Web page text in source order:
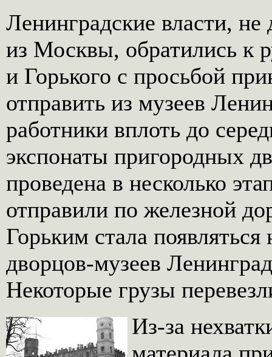
Ленинградские власти,
из Москвы, обратились к
и Горького с просьбой
отправить из музеев
работники вплоть до
экспонаты пригородных
проведена в несколько
отправили по железной
Горьким стала
дворцов-музеев
Некоторые грузы
Из-за